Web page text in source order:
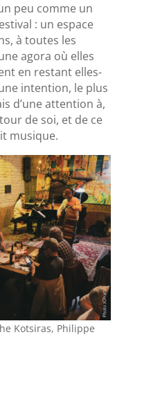
peu comme un
: un espace
à toutes les
agora où elles
en restant elles-
intention, le plus
d’une attention à,
de soi, et de ce
musique.
Kotsiras, Philippe